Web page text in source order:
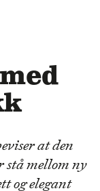
at den
mellom ny
og elegant